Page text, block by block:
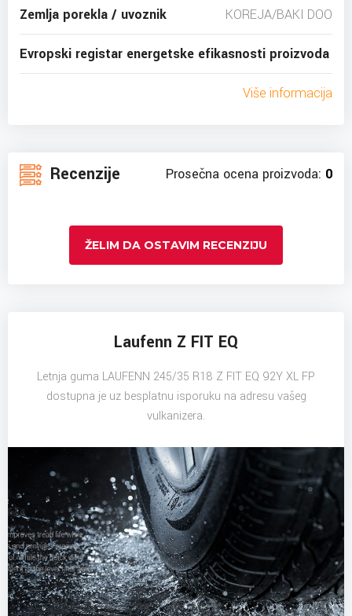
Zemlja porekla / uvoznik KOREJA/BAKI DOO
Evropski registar energetske efikasnosti proizvoda
Više informacija
Recenzije Prosečna ocena proizvoda: 0
ŽELIM DA OSTAVIM RECENZIJU
Laufenn Z FIT EQ
Letnja guma LAUFENN 245/35 R18 Z FIT EQ 92Y XL FP
dostupna je uz besplatnu isporuku na adresu vašeg
vulkanizera.